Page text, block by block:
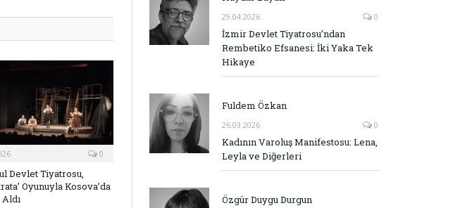
0
Devlet Tiyatrosu,
Oyunuyla Kosova’da
29.04.2026 0
İzmir Devlet Tiyatrosu’ndan
Rembetiko Efsanesi: İki Yaka Tek
Hikaye
Fuldem Özkan
26.03.2026 0
Kadının Varoluş Manifestosu: Lena,
Leyla ve Diğerleri
Özgür Duygu Durgun